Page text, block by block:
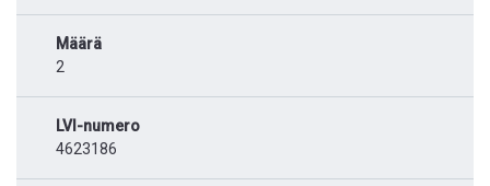
Määrä
2
LVI-numero
4623186